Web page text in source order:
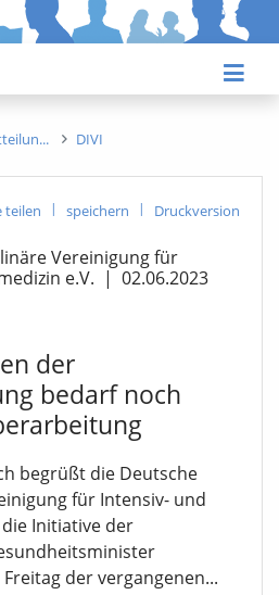
DIVI
teilen | speichern | Druckversion
Vereinigung für
e.V. | 02.06.2023
der
bedarf noch
begrüßt die Deutsche
für Intensiv- und
Initiative der
der vergangenen...